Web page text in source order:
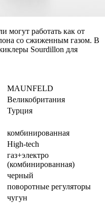
могут работать как от
со сжиженным газом. В
Sourdillon для
MAUNFELD
Великобритания
Турция
комбинированная
High-tech
газ+электро
(комбинированная)
черный
поворотные регуляторы
чугун